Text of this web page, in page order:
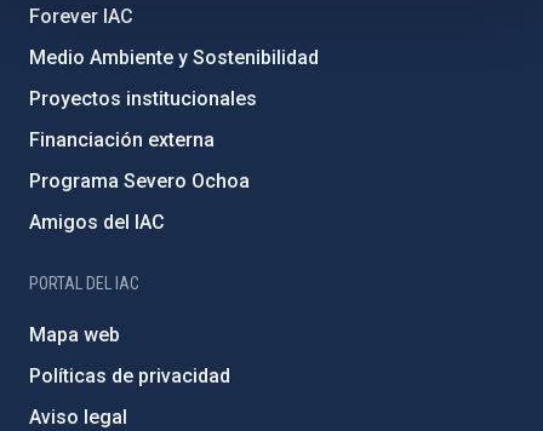
Forever IAC
Medio Ambiente y Sostenibilidad
Proyectos institucionales
Financiación externa
Programa Severo Ochoa
Amigos del IAC
PORTAL DEL IAC
Mapa web
Políticas de privacidad
Aviso legal